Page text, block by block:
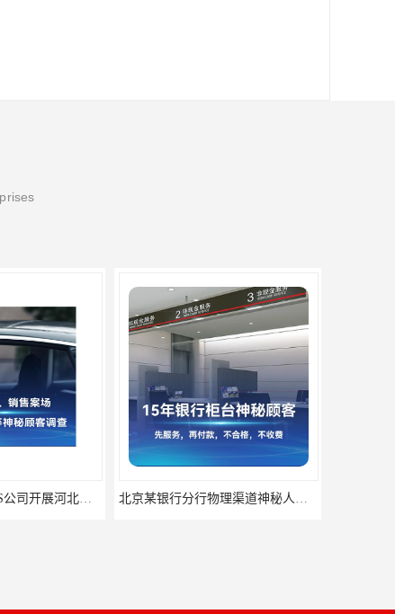
深圳神秘顾客SMS公司开展河北专卖店神秘顾客调查的作用 北京某银行分行物理渠道神秘人检查服务质量